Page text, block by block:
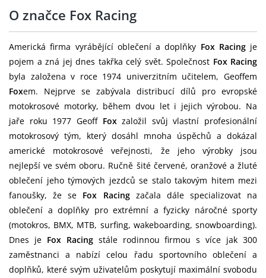
O značce Fox Racing
Americká firma vyrábějící oblečení a doplňky Fox Racingje
pojem a zná jej dnes takřka celý svět. Společnost Fox Racing
byla založena v roce 1974 univerzitním učitelem, Geoffem
Foxem. Nejprve se zabývala distribucí dílů pro evropské
motokrosové motorky, během dvou let i jejich výrobou. Na
jaře roku 1977 Geoff Foxzaložil svůj vlastní profesionální
motokrosový tým, který dosáhl mnoha úspěchů a dokázal
americké motokrosové veřejnosti, že jeho výrobky jsou
nejlepší ve svém oboru. Ručně šité červené, oranžové a žluté
oblečení jeho týmových jezdců se stalo takovým hitem mezi
fanoušky, že se Fox Racingzačala dále specializovat na
oblečení a doplňky pro extrémní a fyzicky náročné sporty
(motokros, BMX, MTB, surfing, wakeboarding, snowboarding).
Dnes je Fox Racingstále rodinnou firmou s více jak 300
zaměstnanci a nabízí celou řadu sportovního oblečení a
doplňků, které svým uživatelům poskytují maximální svobodu